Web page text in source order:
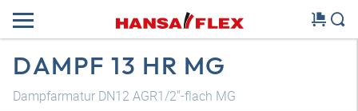
DAMPF 13 HR MG
Dampfarmatur DN12 AGR1/2"-flach MG